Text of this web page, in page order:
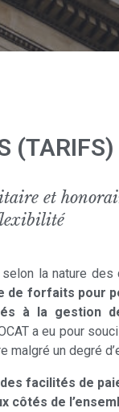
et
la nature des
de forfaits pour
à la gestion
a eu pour
malgré un degré
facilités de
côtés de